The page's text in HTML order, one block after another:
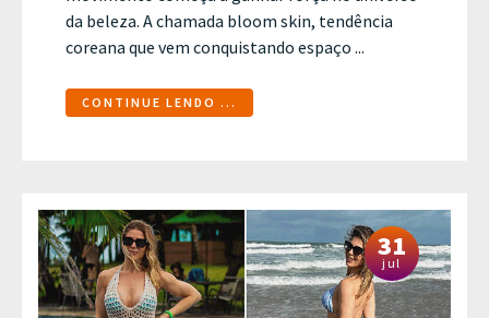
da beleza. A chamada bloom skin, tendência
coreana que vem conquistando espaço ...
CONTINUE LENDO ...
31
jul